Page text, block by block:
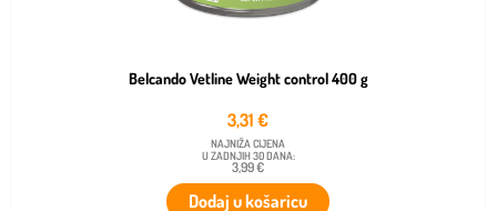
Belcando Vetline Weight control 400 g
3,31 €
NAJNIŽA CIJENA
U ZADNJIH 30 DANA:
3,99 €
Dodaj u košaricu